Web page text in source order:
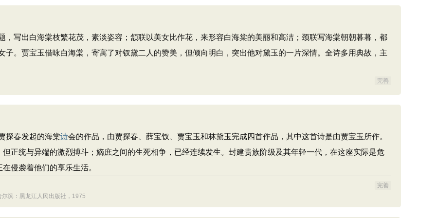
，写出白海棠枝繁花茂，素淡姿容；颔联以美女比作花，来形容白海棠的美丽和高洁；颈联写海棠朝朝暮暮，都
子。贾宝玉借咏白海棠，寄寓了对钗黛二人的赞美，但倾向明白，突出他对黛玉的一片深情。全诗多用典故，主
完善
春发起的海棠诗会的作品，由贾探春、薛宝钗、贾宝玉和林黛玉完成四首作品，其中这首诗是由贾宝玉所作。
正统与异端的激烈搏斗；嫡庶之间的生死相争，已经连续发生。封建贵族阶级及其年轻一代，在这座实际是危
侵袭着他们的享乐生活。
完善
尔滨：黑龙江人民出版社，1975